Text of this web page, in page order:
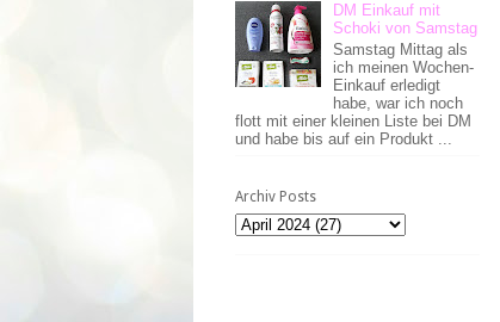
DM Einkauf mit
Schoki von Samstag
Samstag Mittag als
ich meinen Wochen-
Einkauf erledigt
habe, war ich noch
flott mit einer kleinen Liste bei DM
und habe bis auf ein Produkt ...
Archiv Posts